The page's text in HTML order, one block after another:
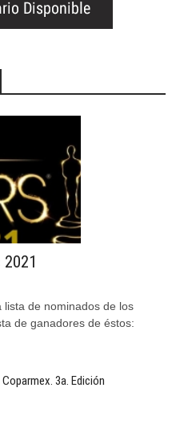
de nominados de los
de ganadores de éstos:
3a. Edición